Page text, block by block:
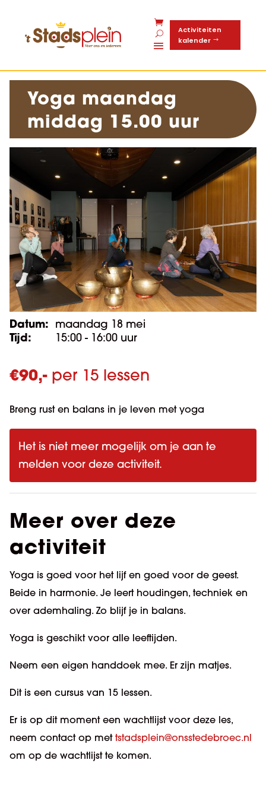
Activiteiten
kalender
Yoga maandag
middag 15.00 uur
Datum: maandag 18 mei
Tijd: 15:00 - 16:00 uur
€90,-per 15 lessen
Breng rust en balans in je leven met yoga
Het is niet meer mogelijk om je aan te
melden voor deze activiteit.
Meer over deze
activiteit
Yoga is goed voor het lijf en goed voor de geest.
Beide in harmonie. Je leert houdingen, techniek en
over ademhaling. Zo blijf je in balans.
Yoga is geschikt voor alle leeftijden.
Neem een eigen handdoek mee. Er zijn matjes.
Dit is een cursus van 15 lessen.
Er is op dit moment een wachtlijst voor deze les,
neem contact op met tstadsplein@onsstedebroec.nl
om op de wachtlijst te komen.